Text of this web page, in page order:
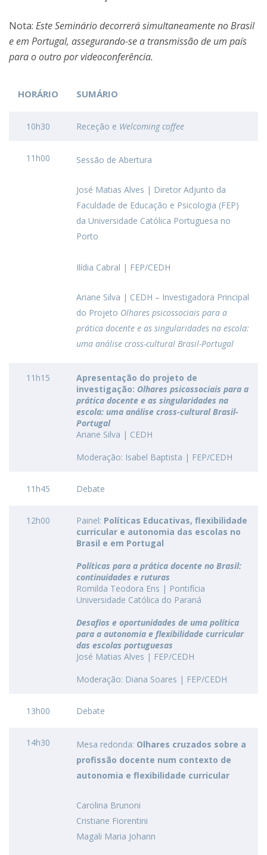
Nota: Este Seminário decorrerá simultaneamente no Brasil
e em Portugal, assegurando-se a transmissão de um país
para o outro por videoconferência.
HORÁRIO SUMÁRIO
10h30 Receção e Welcoming coffee
11h00 Sessão de Abertura
José Matias Alves | Diretor Adjunto da
Faculdade de Educação e Psicologia (FEP)
da Universidade Católica Portuguesa no
Porto
Ilídia Cabral | FEP/CEDH
Ariane Silva | CEDH – Investigadora Principal
do Projeto Olhares psicossociais para a
prática docente e as singularidades na escola:
uma análise cross-cultural Brasil-Portugal
11h15
Apresentação do projeto de
investigação: Olhares psicossociais para a
prática docente e as singularidades na
escola: uma análise cross-cultural Brasil-
Portugal
Ariane Silva | CEDH
Moderação: Isabel Baptista | FEP/CEDH
11h45 Debate
12h00 Painel: Políticas Educativas, flexibilidade
curricular e autonomia das escolas no
Brasil e em Portugal
Políticas para a prática docente no Brasil:
continuidades e ruturas
Romilda Teodora Ens | Pontifícia
Universidade Católica do Paraná
Desafios e oportunidades de uma política
para a autonomia e flexibilidade curricular
das escolas portuguesas
José Matias Alves | FEP/CEDH
Moderação: Diana Soares | FEP/CEDH
13h00 Debate
14h30 Mesa redonda: Olhares cruzados sobre a
profissão docente num contexto de
autonomia e flexibilidade curricular
Carolina Brunoni
Cristiane Fiorentini
Magali Maria Johann